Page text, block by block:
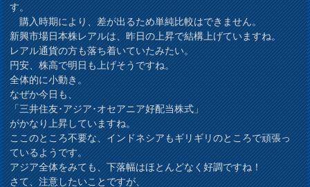
す。
購入時期により、差が出るため単純比較はできません。
新興市場日本株レアルは、昨日の上昇で結構上げていますね。
レアル通貨の方も落ち着いていたみたい。
円安、株高で明日も上げそうですね。
全体的に小動き。
なぜか今日も、
「三井住友･アジア･オセアニア好配当株式」
がかなり上昇していますね。
ここのところ不要な、インドネシアもギリギリのところで頑張っ
ているようです。
アジア全体をみても、下落幅はほとんどなく好調ですね！
さて、注意したいことですが、